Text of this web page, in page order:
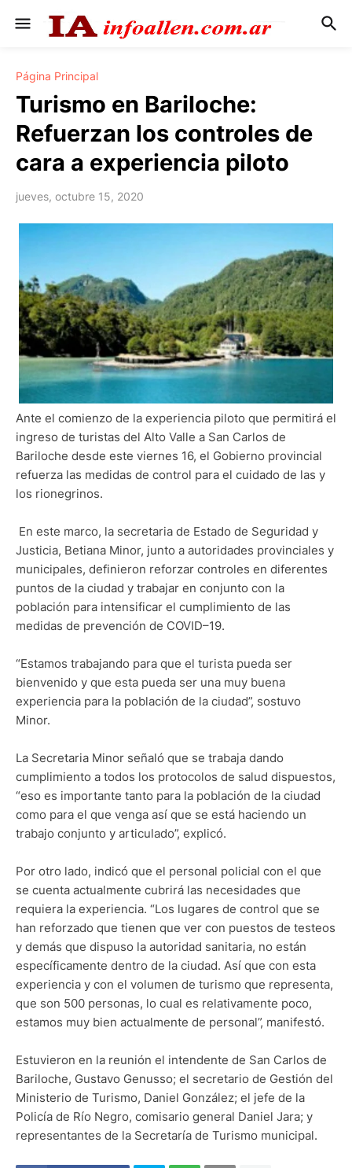
Página Principal
Turismo en Bariloche:
Refuerzan los controles de
cara a experiencia piloto
jueves, octubre 15, 2020
Ante el comienzo de la experiencia piloto que permitirá el
ingreso de turistas del Alto Valle a San Carlos de
Bariloche desde este viernes 16, el Gobierno provincial
refuerza las medidas de control para el cuidado de las y
los rionegrinos.
En este marco, la secretaria de Estado de Seguridad y
Justicia, Betiana Minor, junto a autoridades provinciales y
municipales, definieron reforzar controles en diferentes
puntos de la ciudad y trabajar en conjunto con la
población para intensificar el cumplimiento de las
medidas de prevención de COVID–19.
“Estamos trabajando para que el turista pueda ser
bienvenido y que esta pueda ser una muy buena
experiencia para la población de la ciudad”, sostuvo
Minor.
La Secretaria Minor señaló que se trabaja dando
cumplimiento a todos los protocolos de salud dispuestos,
“eso es importante tanto para la población de la ciudad
como para el que venga así que se está haciendo un
trabajo conjunto y articulado”, explicó.
Por otro lado, indicó que el personal policial con el que
se cuenta actualmente cubrirá las necesidades que
requiera la experiencia. “Los lugares de control que se
han reforzado que tienen que ver con puestos de testeos
y demás que dispuso la autoridad sanitaria, no están
específicamente dentro de la ciudad. Así que con esta
experiencia y con el volumen de turismo que representa,
que son 500 personas, lo cual es relativamente poco,
estamos muy bien actualmente de personal”, manifestó.
Estuvieron en la reunión el intendente de San Carlos de
Bariloche, Gustavo Genusso; el secretario de Gestión del
Ministerio de Turismo, Daniel González; el jefe de la
Policía de Río Negro, comisario general Daniel Jara; y
representantes de la Secretaría de Turismo municipal.